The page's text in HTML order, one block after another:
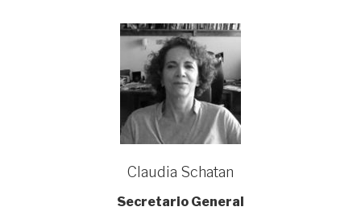
Claudia Schatan
Secretario General